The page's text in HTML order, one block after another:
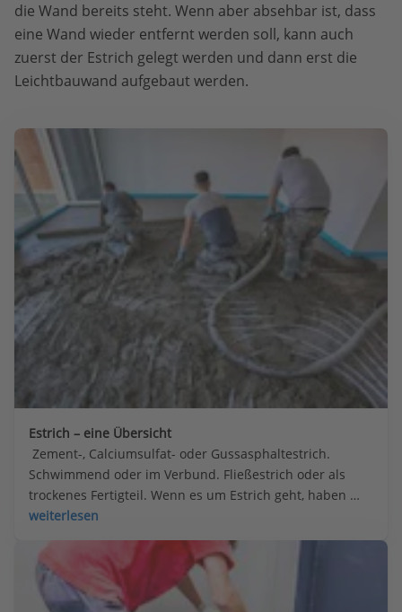
die Wand bereits steht. Wenn aber absehbar ist, dass
eine Wand wieder entfernt werden soll, kann auch
zuerst der Estrich gelegt werden und dann erst die
Leichtbauwand aufgebaut werden.
Estrich – eine Übersicht
Zement-, Calciumsulfat- oder Gussasphaltestrich.
Schwimmend oder im Verbund. Fließestrich oder als
trockenes Fertigteil. Wenn es um Estrich geht, haben
Bauherren und Sanierer viele Möglichkeiten. Hier gibt’s
einen Überblick.
weiterlesen